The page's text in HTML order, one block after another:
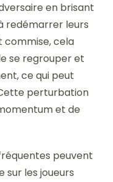
en brisant
redémarrer leurs
commise, cela
se regrouper et
ce qui peut
perturbation
et de
peuvent
sur les joueurs